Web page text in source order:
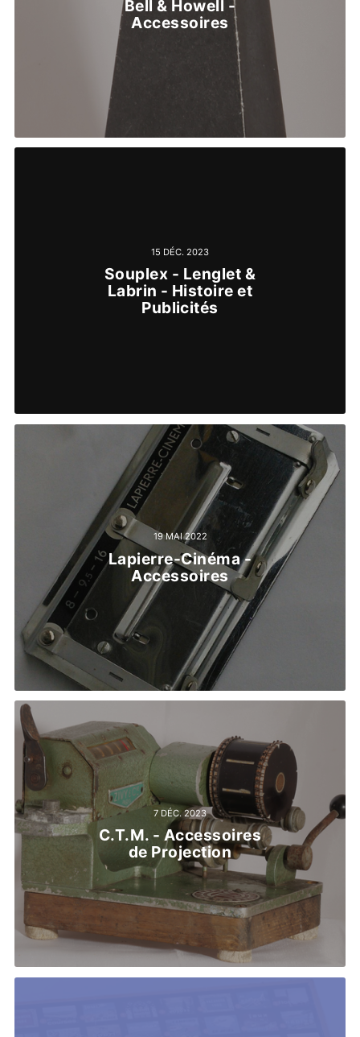
Bell & Howell -
Accessoires
15 DÉC. 2023
Souplex - Lenglet &
Labrin - Histoire et
Publicités
19 MAI 2022
Lapierre-Cinéma -
Accessoires
7 DÉC. 2023
C.T.M. - Accessoires
de Projection